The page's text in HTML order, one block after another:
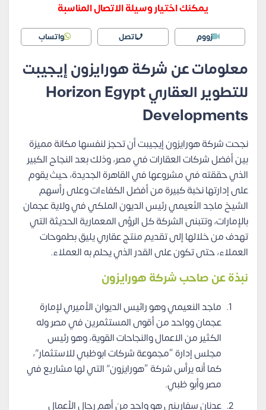
يمكنك اختيار وسيلة الاتصال المناسبة
زووم اتصل واتساب
معلومات عن شركة هورايزون إيجيبت
للتطوير العقاري Horizon Egypt
Developments
نجحت شركة هورايزون إيجيبت أن تحجز لنفسها مكانة مميزة
بين أفضل شركات العقارات في مصر، وذلك بعد النجاح الكبير
الذي حققته في مشروعها في القاهرة الجديدة، حيث يقوم
على إدارتها نخبة كبيرة من أفضل الكفاءات وعلى رأسهم
الشيخ ماجد النُعيمي رئيس الديون الملكي في ولاية عجمان
بالإمارات، وتتبنى الشركة كل الرؤى المعمارية الحديثة التي
تهدف من خلالها إلى تقديم منتج عقاري يليق بطموحات
العملاء، حتى تكون على القدر الذي يحلم به العملاء.
نبذة عن صاحب شركة هورايزون
ماجد النعيمي وهو رائيس الديوان الأميري لإمارة
عجمان وواحد من أقوى المستثمرين في مصر وله
الكثير من الاعمال والنجاحات القوية، وهو رئيس
مجلس إدارة “مجموعة شركات ابوظبي للاستثمار”،
كما أنه يرأس شركة “هورايزون” التي لها مشاريع في
مصر وأبو ظبي.
عدنان سفاريني هو واحد من أهم رجال الأعمال